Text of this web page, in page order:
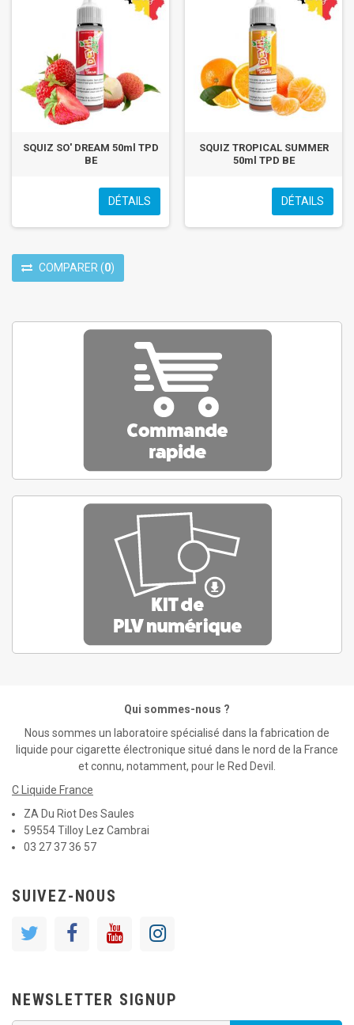
SQUIZ SO' DREAM 50ml TPD
BE
DÉTAILS
SQUIZ TROPICAL SUMMER
50ml TPD BE
DÉTAILS
COMPARER (0)
Qui sommes-nous ?
Nous sommes un laboratoire spécialisé dans la fabrication de
liquide pour cigarette électronique situé dans le nord de la France
et connu, notamment, pour le Red Devil.
C Liquide France
ZA Du Riot Des Saules
59554 Tilloy Lez Cambrai
03 27 37 36 57
SUIVEZ-NOUS
NEWSLETTER SIGNUP